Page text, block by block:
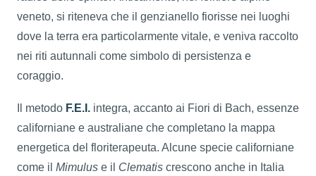
veneto, si riteneva che il genzianello fiorisse nei luoghi
dove la terra era particolarmente vitale, e veniva raccolto
nei riti autunnali come simbolo di persistenza e
coraggio.
Il metodo F.E.I. integra, accanto ai Fiori di Bach, essenze
californiane e australiane che completano la mappa
energetica del floriterapeuta. Alcune specie californiane
come il Mimulus e il Clematis crescono anche in Italia